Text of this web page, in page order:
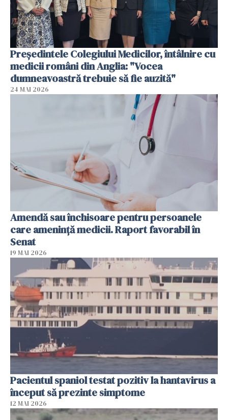
Președintele Colegiului Medicilor, întâlnire cu
medicii români din Anglia: "Vocea
dumneavoastră trebuie să fie auzită"
24 MAI 2026
Amendă sau închisoare pentru persoanele
care ameninţă medicii. Raport favorabil în
Senat
19 MAI 2026
Pacientul spaniol testat pozitiv la hantavirus a
început să prezinte simptome
12 MAI 2026